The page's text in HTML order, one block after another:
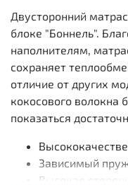
Двусторонний
блоке "Боннель".
наполнителям,
сохраняет
отличие от других
кокосового волокна
показаться
Зависимый
Высокая